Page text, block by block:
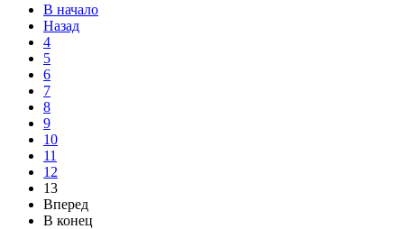
В начало
Назад
4
5
6
7
8
9
10
11
12
13
Вперед
В конец